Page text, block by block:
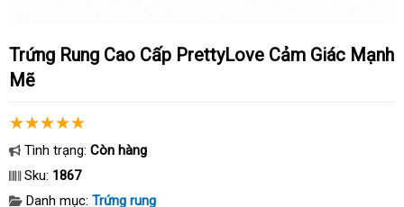
Trứng Rung Cao Cấp PrettyLove Cảm Giác Mạnh
Mẽ
Tình trạng: Còn hàng
Sku: 1867
Danh mục: Trứng rung